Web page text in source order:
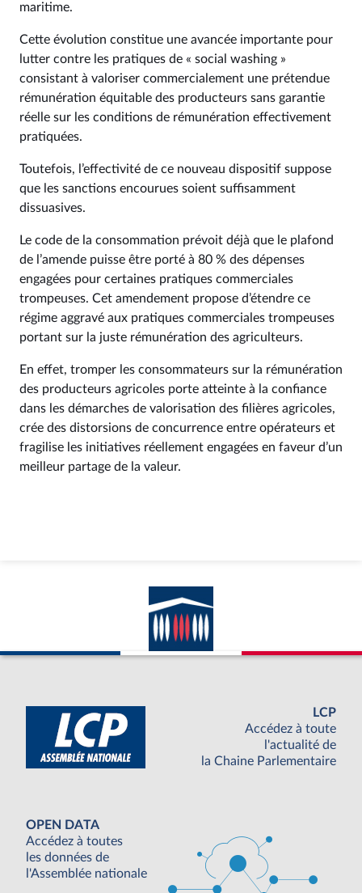
maritime.
Cette évolution constitue une avancée importante pour
lutter contre les pratiques de « social washing »
consistant à valoriser commercialement une prétendue
rémunération équitable des producteurs sans garantie
réelle sur les conditions de rémunération effectivement
pratiquées.
Toutefois, l’effectivité de ce nouveau dispositif suppose
que les sanctions encourues soient suffisamment
dissuasives.
Le code de la consommation prévoit déjà que le plafond
de l’amende puisse être porté à 80 % des dépenses
engagées pour certaines pratiques commerciales
trompeuses. Cet amendement propose d’étendre ce
régime aggravé aux pratiques commerciales trompeuses
portant sur la juste rémunération des agriculteurs.
En effet, tromper les consommateurs sur la rémunération
des producteurs agricoles porte atteinte à la confiance
dans les démarches de valorisation des filières agricoles,
crée des distorsions de concurrence entre opérateurs et
fragilise les initiatives réellement engagées en faveur d’un
meilleur partage de la valeur.
LCP
Accédez à toute
l'actualité de
la Chaine Parlementaire
OPEN DATA
Accédez à toutes
les données de
l'Assemblée nationale